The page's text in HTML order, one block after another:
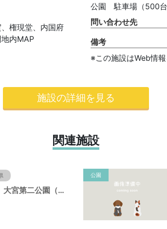
権現堂、内国府
内MAP
公園 駐車場（500台
問い合わせ先
備考
※この施設はWeb情
施設の詳細を見る
関連施設
県営）大宮第二公園（埼玉県さいたま市）
公園